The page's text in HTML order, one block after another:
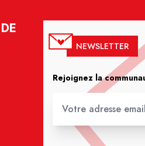
NEWSLETTER
Rejoignez la